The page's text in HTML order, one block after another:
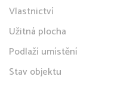
Vlastnictví
Užitná plocha
Podlaží umístění
Stav objektu